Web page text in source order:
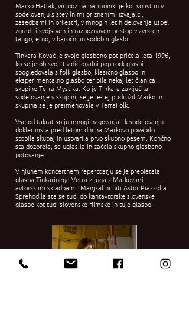
Marko Hatlak, virtuoz na harmoniki je kot solist in v
sodelovanju s številnimi priznanimi izvajalci,
zasedbami in orkestri, v mnogih letih delovanja uspel
zgraditi svojstven in razpoznaven pristop v zvrsteh
tango, etno, v baročni in sodobni glasbi.
Tinkara Kovač je svojo glasbeno pot pričela leta 1996,
ko se je ob svoji tradicionalni pop-rock glasbi
spogledovala s folk glasbo, klasično glasbo in
eksperimentalno glasbo ter bila nekaj let članica
skupine Terra Mystika. Ko je Tinkara zaključila
sodelovanje v skupini, se je le-tej pridružil Marko in
skupina se je preimenovala v TerraFolk.
Vse od takrat so ju mnogi nagovarjali k sodelovanju
dokler nista pred letom dni na Markovo povabilo
stopila skupaj in ustvarila prvo skupno pesem. Končno
sta dozorela, se uglasila in začela skupno glasbeno
potovanje.
V njunem koncertnem repertoarju se je prepletala
glasba Tinkarinega Vetra z juga z Markovimi
avtorskimi skladbami. Manjkal ni niti Astor Piazzolla.
Sprehodila sta se tudi do kantavtorske slovenske
glasbe kot tudi slovenske filmske in tuje glasbe.